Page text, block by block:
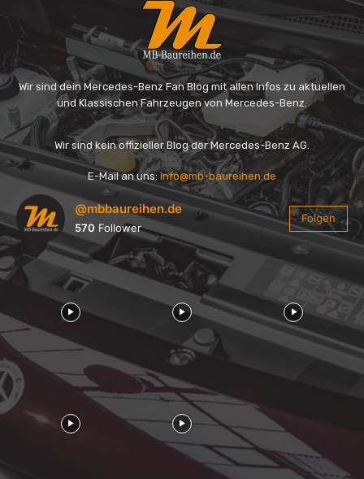
Wir sind dein Mercedes-Benz Fan Blog mit allen Infos zu aktuellen
und Klassischen Fahrzeugen von Mercedes-Benz.
Wir sind kein offizieller Blog der Mercedes-Benz AG.
E-Mail an uns: info@mb-baureihen.de
@mbbaureihen.de
570 Follower
Folgen